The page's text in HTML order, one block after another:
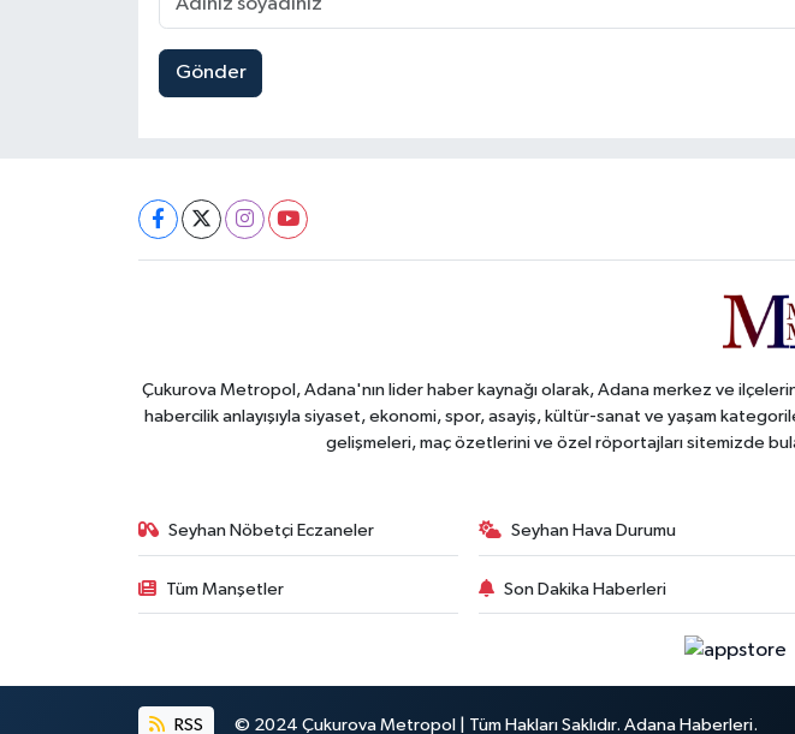
Gönder
Çukurova Metropol, Adana'nın lider haber kaynağı olarak, Adana merkez ve
habercilik anlayışıyla siyaset, ekonomi, spor, asayiş, kültür-sanat ve yaşam
gelişmeleri, maç özetlerini ve özel röportajları sitemizde
Seyhan Nöbetçi Eczaneler Seyhan Hava Durumu
Tüm Manşetler Son Dakika Haberleri
RSS © 2024 Çukurova Metropol | Tüm Hakları Saklıdır. Adana Haberleri.